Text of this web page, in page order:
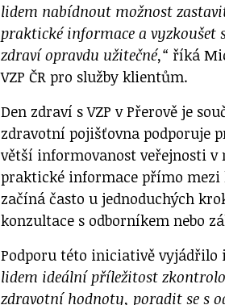
lidem nabídnout možnost
praktické informace a vyzkoušet
zdraví opravdu užitečné,“ říká
VZP ČR pro služby klientům.
Den zdraví s VZP v Přerově je
zdravotní pojišťovna podporuje
větší informovanost veřejnosti v
praktické informace přímo mezi
začíná často u jednoduchých
konzultace s odborníkem nebo
Podporu této iniciativě vyjádřilo
lidem ideální příležitost
zdravotní hodnoty, poradit se s